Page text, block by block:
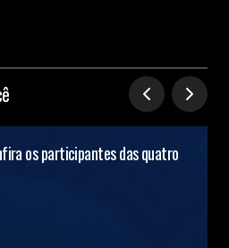
os participantes das quatro